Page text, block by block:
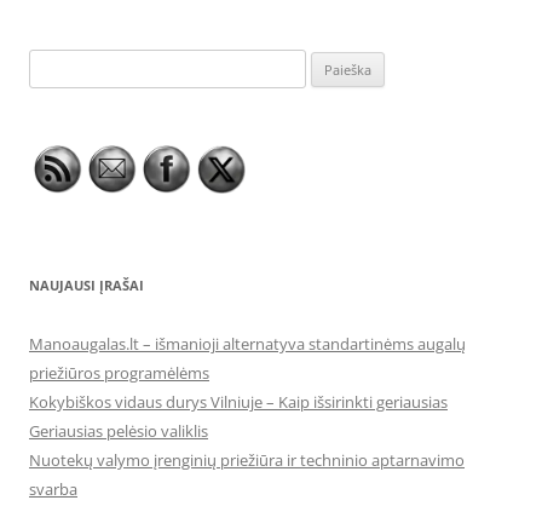
NAUJAUSI ĮRAŠAI
Manoaugalas.lt – išmanioji alternatyva standartinėms augalų
priežiūros programėlėms
Kokybiškos vidaus durys Vilniuje – Kaip išsirinkti geriausias
Geriausias pelėsio valiklis
Nuotekų valymo įrenginių priežiūra ir techninio aptarnavimo
svarba